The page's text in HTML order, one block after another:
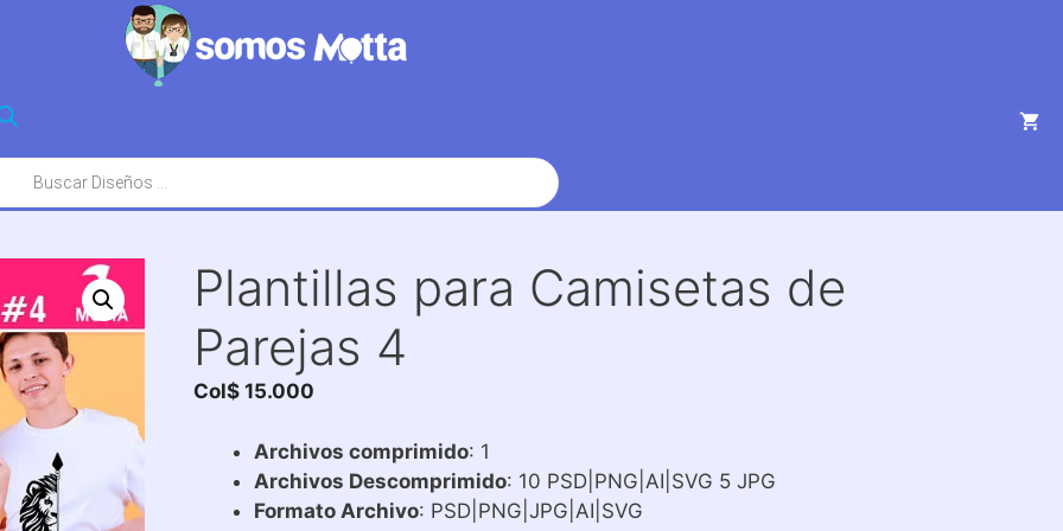
Plantillas para Camisetas de
Parejas 4
Col$15.000
Archivos comprimido: 1
Archivos Descomprimido: 10 PSD|PNG|AI|SVG 5 JPG
Formato Archivo: PSD|PNG|JPG|AI|SVG